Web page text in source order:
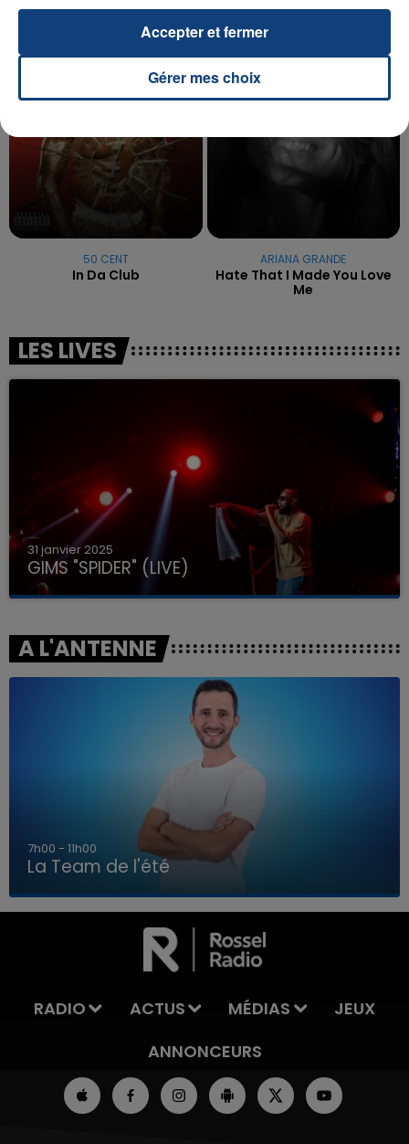
LA TEAM DE L'ÉTÉ
TITRES DIFFUSÉS
50 CENT
In Da Club
12h59
12h59
ARIANA GRANDE
Hate That I Made You Love
Me
LES LIVES
31 janvier 2025
GIMS "SPIDER" (LIVE)
A L'ANTENNE
7h00 - 11h00
La Team de l'été
RADIO ACTUS MÉDIAS
JEUX
ANNONCEURS
Gérer mes choix
Accepter et fermer